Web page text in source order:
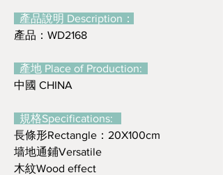
產品說明 Description：
產品：WD2168
產地 Place of Production:
中國 CHINA
規格Specifications:
長條形Rectangle：20X100cm
墙地通鋪Versatile
木紋Wood effect